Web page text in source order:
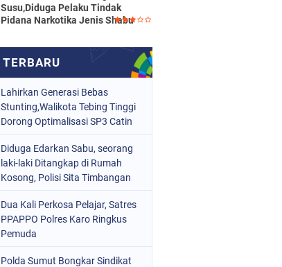
Susu,Diduga Pelaku Tindak
Pidana Narkotika Jenis Shabu
Lahirkan Generasi Bebas
Stunting,Walikota Tebing Tinggi
Dorong Optimalisasi SP3 Catin
Diduga Edarkan Sabu, seorang
laki-laki Ditangkap di Rumah
Kosong, Polisi Sita Timbangan
Dua Kali Perkosa Pelajar, Satres
PPAPPO Polres Karo Ringkus
Pemuda
Polda Sumut Bongkar Sindikat